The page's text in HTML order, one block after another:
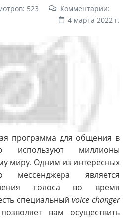
523
Комментарии:
4 марта 2022 г.
программа для общения в
используют миллионы
миру. Одним из интересных
мессенджера является
голоса во время
специальный voice changer
вам осуществить